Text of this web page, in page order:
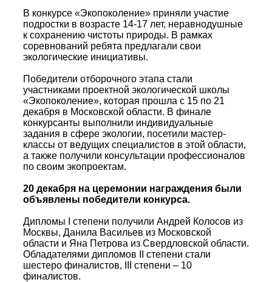
В конкурсе «Экопоколение» приняли участие
подростки в возрасте 14-17 лет, неравнодушные
к сохранению чистоты природы. В рамках
соревнований ребята предлагали свои
экологические инициативы.
Победители отборочного этапа стали
участниками проектной экологической школы
«Экопоколение», которая прошла с 15 по 21
декабря в Московской области. В финале
конкурсанты выполнили индивидуальные
задания в сфере экологии, посетили мастер-
классы от ведущих специалистов в этой области,
а также получили консультации профессионалов
по своим экопроектам.
20 декабря на церемонии награждения были
объявлены победители конкурса.
Дипломы I степени получили Андрей Колосов из
Москвы, Данила Васильев из Московской
области и Яна Петрова из Свердловской области.
Обладателями дипломов II степени стали
шестеро финалистов, III степени – 10
финалистов.